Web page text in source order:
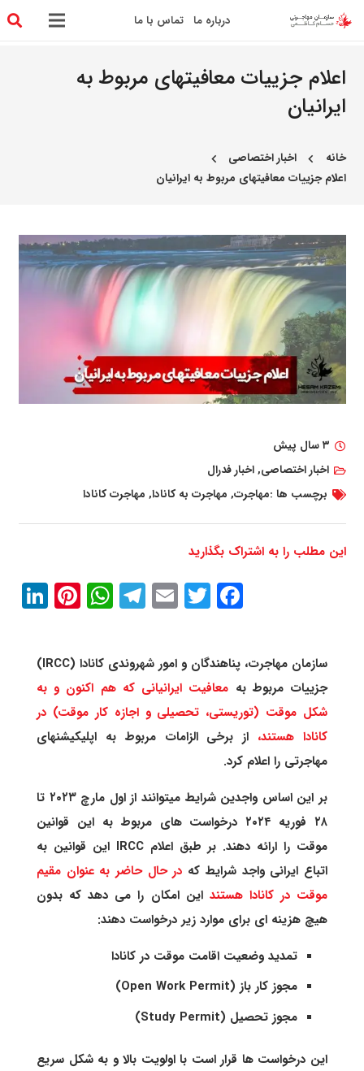
درباره ما تماس با ما
اعلام جزییات معافیتهای مربوط به
ایرانیان
خانه chevron_left اخبار اختصاصی chevron_left
اعلام جزییات معافیتهای مربوط به ایرانیان
۳ سال پیش
اخبار اختصاصی,اخبار فدرال
برچسب ها :مهاجرت, مهاجرت به کانادا, مهاجرت کانادا
این مطلب را به اشتراک بگذارید
Facebook
Twitter
Email
Telegram
سازمان مهاجرت، پناهندگان و امور شهروندی کانادا (IRCC)
جزییات مربوط به معافیت ایرانیانی که هم اکنون و به
شکل موقت (توریستی، تحصیلی و اجازه کار موقت) در
کانادا هستند، از برخی الزامات مربوط به اپلیکیشنهای
مهاجرتی را اعلام کرد.
بر این اساس واجدین شرایط میتوانند از اول مارچ ۲۰۲۳ تا
۲۸ فوریه ۲۰۲۴ درخواست های مربوط به این قوانین
موقت را ارائه دهند. بر طبق اعلام IRCC این قوانین به
اتباع ایرانی واجد شرایط که در حال حاضر به عنوان مقیم
موقت در کانادا هستند این امکان را می دهد که بدون
هیچ هزینه ای برای موارد زیر درخواست دهند:
تمدید وضعیت اقامت موقت در کانادا
مجوز کار باز (Open Work Permit)
مجوز تحصیل (Study Permit)
این درخواست ها قرار است با اولویت بالا و به شکل سریع